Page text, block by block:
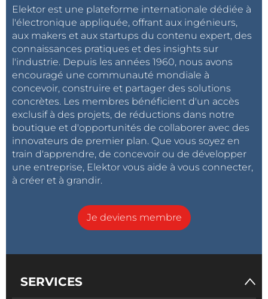
Elektor est une plateforme internationale dédiée à
l'électronique appliquée, offrant aux ingénieurs,
aux makers et aux startups du contenu expert, des
connaissances pratiques et des insights sur
l'industrie. Depuis les années 1960, nous avons
encouragé une communauté mondiale à
concevoir, construire et partager des solutions
concrètes. Les membres bénéficient d'un accès
exclusif à des projets, de réductions dans notre
boutique et d'opportunités de collaborer avec des
innovateurs de premier plan. Que vous soyez en
train d'apprendre, de concevoir ou de développer
une entreprise, Elektor vous aide à vous connecter,
à créer et à grandir.
Je deviens membre
SERVICES